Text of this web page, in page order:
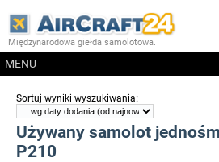
Międzynarodowa giełda samolotowa.
MENU
Sortuj wyniki wyszukiwania:
Używany samolot
P210